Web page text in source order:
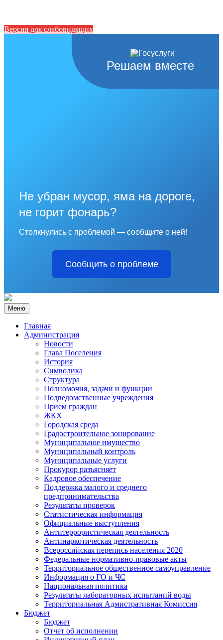
Версия для слабовидящих
Решаем вместе
Не убран мусор, яма на дороге,
не горит фонарь?
Столкнулись с проблемой — сообщите о ней!
Сообщить о проблеме
Меню
Главная
Администрация
Новости
Глава Поселения
История
Символика
Структура
Полномочия, задачи и функции
Подведомственные учреждения
Прием граждан
ЖКХ
Городская среда
Градостроительное зонирование
Муниципальное имущество
Муниципальный контроль
Муниципальные услуги
Прокурор разъясняет
Кадровое обеспечение
Поддержка малого и среднего
предпринимательства
Результаты проверок
Статистическая информация
Официальные выступления
Антитеррористическая деятельность
Антинаркотическая деятельность
Всероссийская перепись населения 2020
Федеральные нормативно-правовые акты
Территориальное общественное самоуправление
Информация о ГО и ЧС
Национальная политика
Результаты лабораторных испытаний воды
Территориальная Адмистративная Комиссия
Бюджет
Бюджет
Отчет об исполнении